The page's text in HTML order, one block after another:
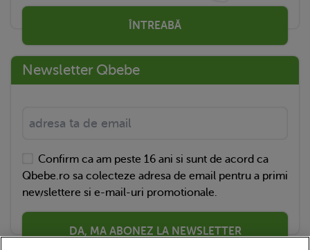
ÎNTREABĂ
Newsletter Qbebe
Confirm ca am peste 16 ani si sunt de acord ca
Qbebe.ro sa colecteze adresa de email pentru a primi
newslettere si e-mail-uri promotionale.
DA, MA ABONEZ LA NEWSLETTER